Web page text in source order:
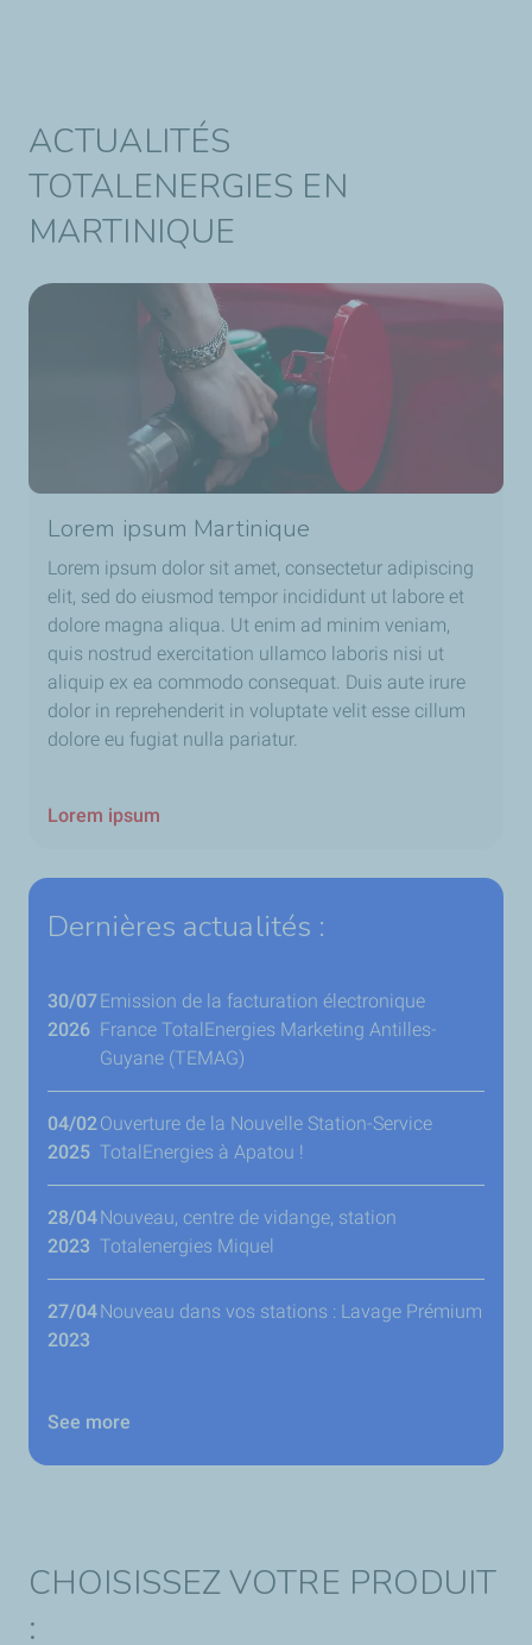
ACTUALITÉS
TOTALENERGIES EN
MARTINIQUE
Lorem ipsum Martinique
Lorem ipsum dolor sit amet, consectetur adipiscing
elit, sed do eiusmod tempor incididunt ut labore et
dolore magna aliqua. Ut enim ad minim veniam,
quis nostrud exercitation ullamco laboris nisi ut
aliquip ex ea commodo consequat. Duis aute irure
dolor in reprehenderit in voluptate velit esse cillum
dolore eu fugiat nulla pariatur.
Lorem ipsum
Dernières actualités :
30/07
2026
Emission de la facturation électronique
France TotalEnergies Marketing Antilles-
Guyane (TEMAG)
04/02
2025
Ouverture de la Nouvelle Station-Service
TotalEnergies à Apatou !
28/04
2023
Nouveau, centre de vidange, station
Totalenergies Miquel
27/04
2023
Nouveau dans vos stations : Lavage Prémium
See more
CHOISISSEZ VOTRE PRODUIT
: